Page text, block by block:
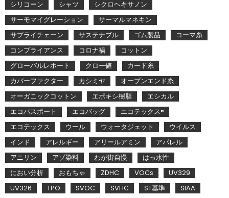
シリコーン シャツ
シクロヘキサノン
サーモマイグレーション
サーマルマネキン
サプライチェーン
サステナブル ゴム製品
コーマ糸
コンプライアンス
コロナ禍
コットン
グローバルレポート
クロー値
カード糸
カバーファクター
カシミヤ
オープンエンド糸
オーガニックコットン
エポキシ樹脂
エシカル
エコパスポート
エコバッグ
エコテックス®
エコテックス
ウール ウォータジェット
ウイルス
インド
アレルギー アリールアミン
アパレル
アニリン
アゾ染料 わが街自慢
はっ水性
におい分析
おもちゃ ZDHC VOCs
UV329
UV326
TPO SVOC SVHC ST基準
SIAA